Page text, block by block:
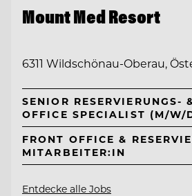
Mount Med Resort
6311 Wildschönau-Oberau,
SENIOR RESERVIERUNGS-
OFFICE SPECIALIST (M/W/
FRONT OFFICE &
MITARBEITER:IN
Entdecke alle Jobs